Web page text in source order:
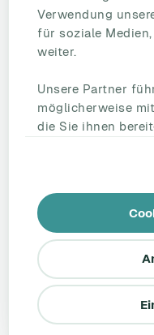
Verwendung
für soziale
weiter.
Unsere Partner
möglicherweise
die Sie ihnen
AGB
Copyright ©